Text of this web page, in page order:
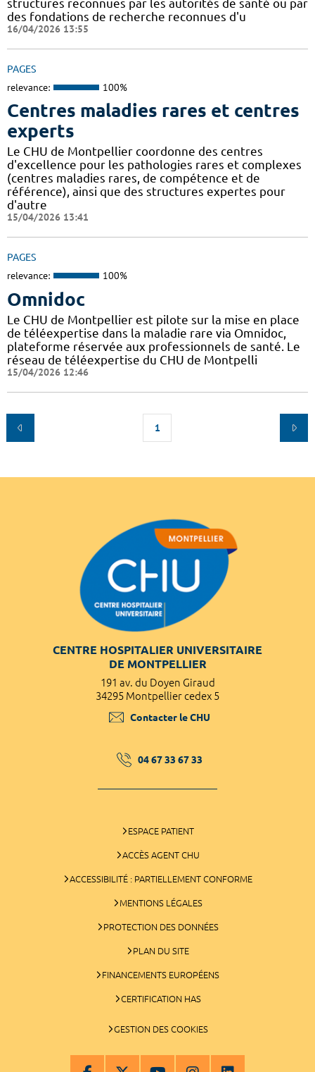
structures reconnues par les autorités de santé ou par
des fondations de recherche reconnues d'u
16/04/2026 13:55
PAGES
relevance: 100%
Centres maladies rares et centres
experts
Le CHU de Montpellier coordonne des centres
d'excellence pour les pathologies rares et complexes
(centres maladies rares, de compétence et de
référence), ainsi que des structures expertes pour
d'autre
15/04/2026 13:41
PAGES
relevance: 100%
Omnidoc
Le CHU de Montpellier est pilote sur la mise en place
de téléexpertise dans la maladie rare via Omnidoc,
plateforme réservée aux professionnels de santé. Le
réseau de téléexpertise du CHU de Montpelli
15/04/2026 12:46
1
CENTRE HOSPITALIER UNIVERSITAIRE
DE MONTPELLIER
191 av. du Doyen Giraud
34295 Montpellier cedex 5
Contacter le CHU
04 67 33 67 33
ESPACE PATIENT
ACCÈS AGENT CHU
ACCESSIBILITÉ : PARTIELLEMENT CONFORME
MENTIONS LÉGALES
PROTECTION DES DONNÉES
PLAN DU SITE
FINANCEMENTS EUROPÉENS
CERTIFICATION HAS
GESTION DES COOKIES